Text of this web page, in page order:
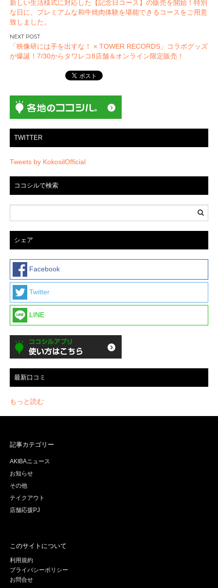
ナ
ビ
ゲ
ー
シ
新しい生活様式に対応した【記念日コース】の販売を開始！特別
な日に、プレミアムな和牛焼肉体験を堪能できるコースをご用意
致しました。
「映像研には手を出すな！ × TOWER RECORDS」コラボグッズ
が爆誕！7/30からタワレコ8店舗＆オンライン限定販売！
TWITTER
Tweets by KokosilOfficial
ココシルで検索
シェア
Facebook
Twitter
LINE
最新口コミ
もっと読む
記事カテゴリー
AKIBAニュース
お知らせ
その他
テイクアウト
店舗応援PJ
このサイトについて
利用規約
プライバシーポリシー
お問合せ